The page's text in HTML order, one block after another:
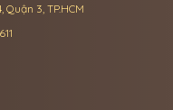
3, TP.HCM